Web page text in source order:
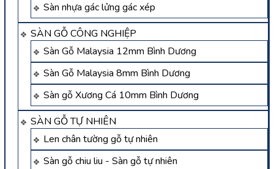
Sàn nhựa gác lửng gác xép
SÀN GỖ CÔNG NGHIỆP
Sàn Gỗ Malaysia 12mm Bình Dương
Sàn Gỗ Malaysia 8mm Bình Dương
Sàn gỗ Xương Cá 10mm Bình Dương
SÀN GỖ TỰ NHIÊN
Len chân tường gỗ tự nhiên
Sàn gỗ chiu liu - Sàn gỗ tự nhiên